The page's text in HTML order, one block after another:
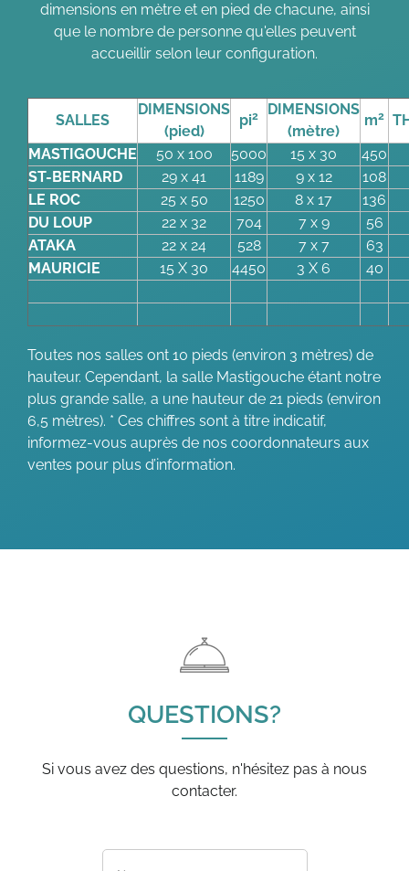
dimensions en mètre et en pied de chacune, ainsi
que le nombre de personne qu'elles peuvent
accueillir selon leur configuration.
SALLES
DIMENSIONS
(pied)
pi2
DIMENSIONS
(mètre)
m2
MASTIGOUCHE
50 x 100 5000 15 x 30
450
ST-BERNARD
29 x 41 1189 9 x 12
108
LE ROC
25 x 50 1250 8 x 17
136
DU LOUP
22 x 32 704 7 x 9
56
ATAKA
22 x 24 528 7 x 7
63
MAURICIE
15 X 30 4450 3 X 6 40
Toutes nos salles ont 10 pieds (environ 3 mètres) de
hauteur. Cependant, la salle Mastigouche étant notre
plus grande salle, a une hauteur de 21 pieds (environ
6,5 mètres). * Ces chiffres sont à titre indicatif,
informez-vous auprès de nos coordonnateurs aux
ventes pour plus d’information.
QUESTIONS?
Si vous avez des questions, n'hésitez pas à nous
contacter.